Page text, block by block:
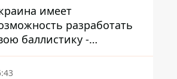
имеет
разработать
баллистику -
назвал дату,
она появится